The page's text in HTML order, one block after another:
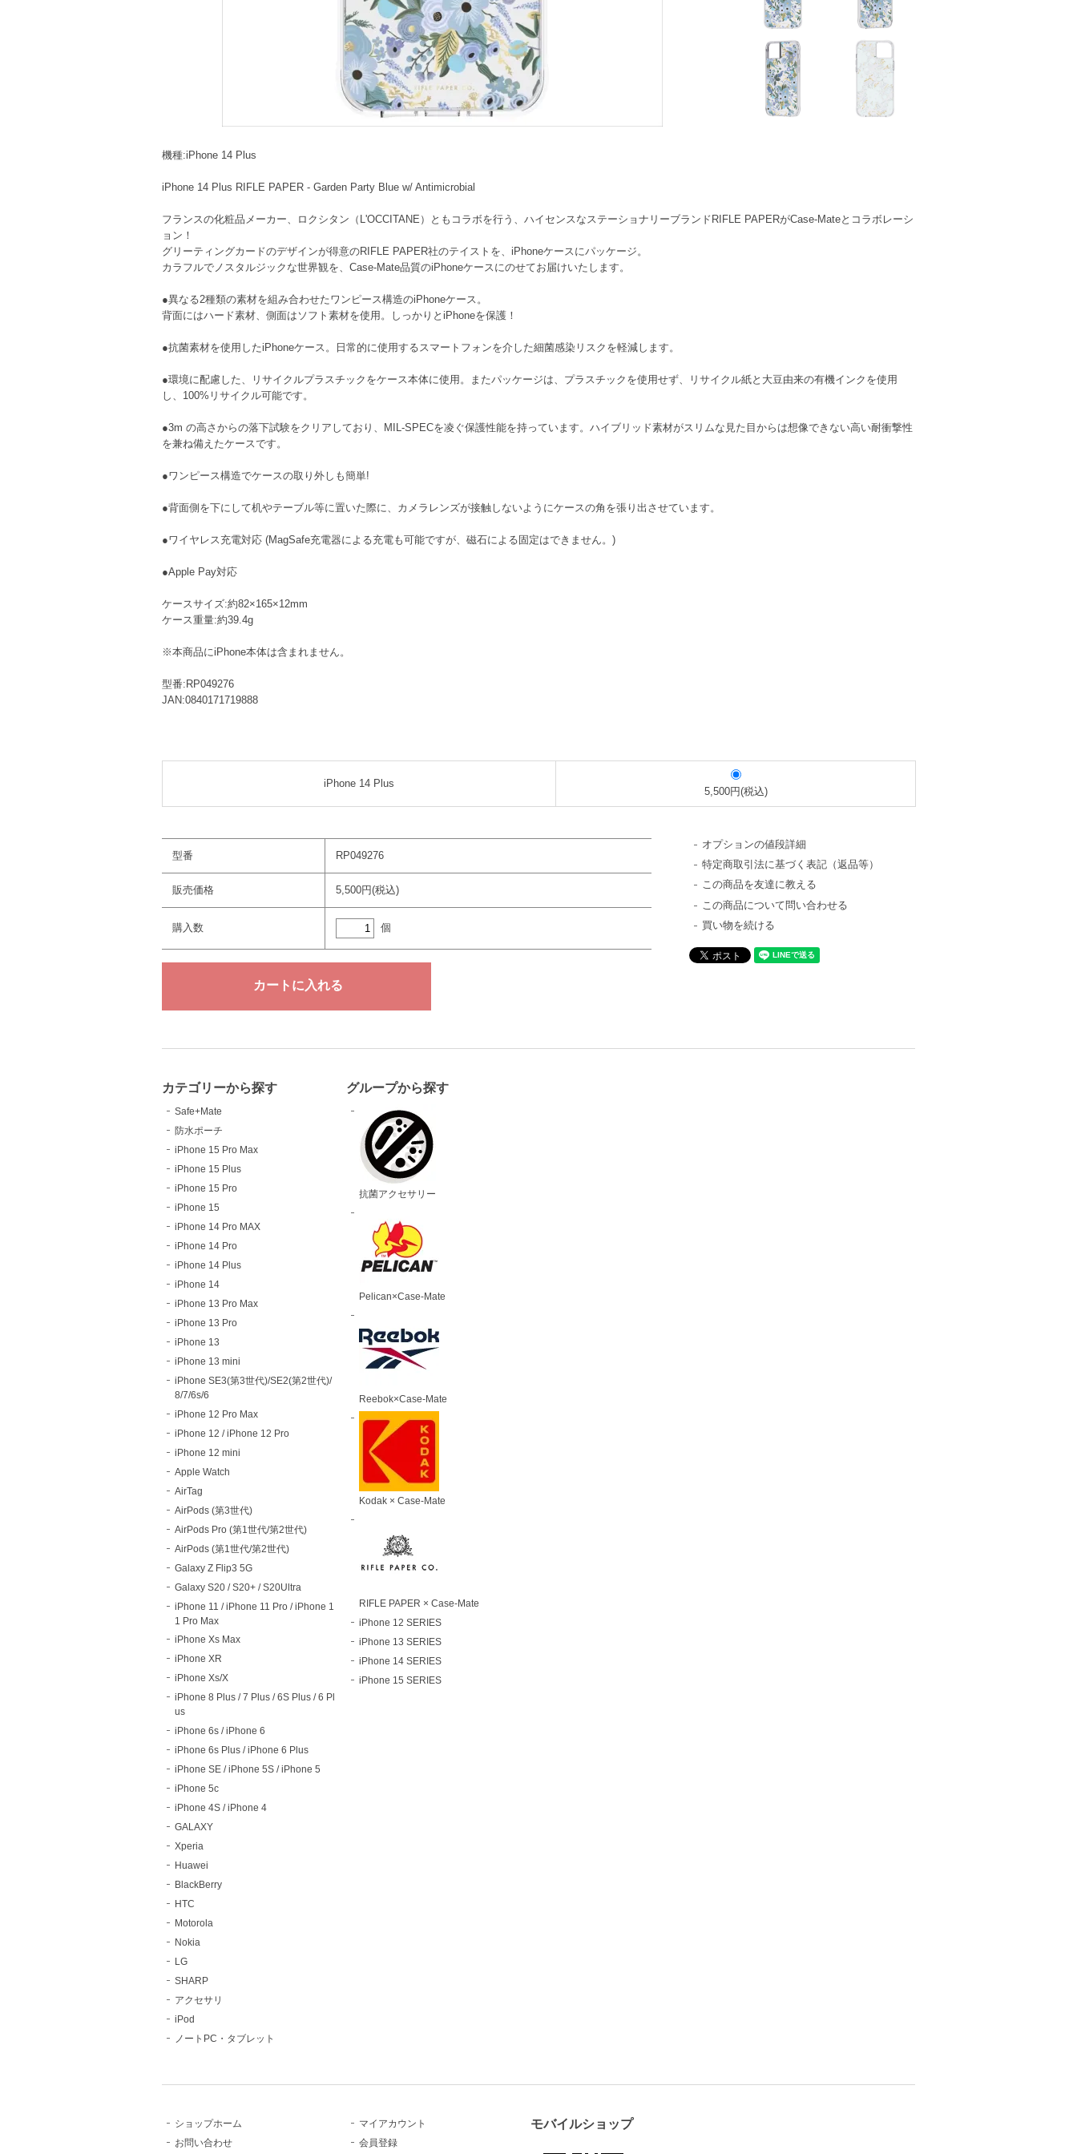
機種:iPhone 14 Plus
iPhone 14 Plus RIFLE PAPER - Garden Party Blue w/ Antimicrobial
フランスの化粧品メーカー、ロクシタン（L'OCCITANE）ともコラボを行う、ハイセンスなステーショナリーブランドRIFLE PAPERがCase-Mateとコラボレーシ
ョン！
グリーティングカードのデザインが得意のRIFLE PAPER社のテイストを、iPhoneケースにパッケージ。
カラフルでノスタルジックな世界観を、Case-Mate品質のiPhoneケースにのせてお届けいたします。
●異なる2種類の素材を組み合わせたワンピース構造のiPhoneケース。
背面にはハード素材、側面はソフト素材を使用。しっかりとiPhoneを保護！
●抗菌素材を使用したiPhoneケース。日常的に使用するスマートフォンを介した細菌感染リスクを軽減します。
●環境に配慮した、リサイクルプラスチックをケース本体に使用。またパッケージは、プラスチックを使用せず、リサイクル紙と大豆由来の有機インクを使用
し、100%リサイクル可能です。
●3m の高さからの落下試験をクリアしており、MIL-SPECを凌ぐ保護性能を持っています。ハイブリッド素材がスリムな見た目からは想像できない高い耐衝撃性
を兼ね備えたケースです。
●ワンピース構造でケースの取り外しも簡単!
●背面側を下にして机やテーブル等に置いた際に、カメラレンズが接触しないようにケースの角を張り出させています。
●ワイヤレス充電対応 (MagSafe充電器による充電も可能ですが、磁石による固定はできません。)
●Apple Pay対応
ケースサイズ:約82×165×12mm
ケース重量:約39.4g
※本商品にiPhone本体は含まれません。
型番:RP049276
JAN:0840171719888
iPhone 14 Plus
5,500円(税込)
型番 RP049276
販売価格 5,500円(税込)
購入数 個
オプションの値段詳細
特定商取引法に基づく表記（返品等）
この商品を友達に教える
この商品について問い合わせる
買い物を続ける
カテゴリーから探す
Safe+Mate
防水ポーチ
iPhone 15 Pro Max
iPhone 15 Plus
iPhone 15 Pro
iPhone 15
iPhone 14 Pro MAX
iPhone 14 Pro
iPhone 14 Plus
iPhone 14
iPhone 13 Pro Max
iPhone 13 Pro
iPhone 13
iPhone 13 mini
iPhone SE3(第3世代)/SE2(第2世代)/
8/7/6s/6
iPhone 12 Pro Max
iPhone 12 / iPhone 12 Pro
iPhone 12 mini
Apple Watch
AirTag
AirPods (第3世代)
AirPods Pro (第1世代/第2世代)
AirPods (第1世代/第2世代)
Galaxy Z Flip3 5G
Galaxy S20 / S20+ / S20Ultra
iPhone 11 / iPhone 11 Pro / iPhone 1
1 Pro Max
iPhone Xs Max
iPhone XR
iPhone Xs/X
iPhone 8 Plus / 7 Plus / 6S Plus / 6 Pl
us
iPhone 6s / iPhone 6
iPhone 6s Plus / iPhone 6 Plus
iPhone SE / iPhone 5S / iPhone 5
iPhone 5c
iPhone 4S / iPhone 4
GALAXY
Xperia
Huawei
BlackBerry
HTC
Motorola
Nokia
LG
SHARP
アクセサリ
iPod
ノートPC・タブレット
グループから探す
抗菌アクセサリー
Pelican×Case-Mate
Reebok×Case-Mate
Kodak × Case-Mate
RIFLE PAPER × Case-Mate
iPhone 12 SERIES
iPhone 13 SERIES
iPhone 14 SERIES
iPhone 15 SERIES
ショップホーム
お問い合わせ
マイアカウント
会員登録
モバイルショップ